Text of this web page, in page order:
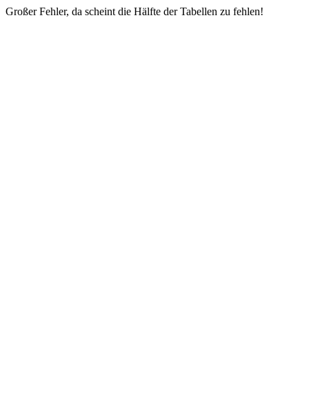
Großer Fehler, da scheint die Hälfte der Tabellen zu fehlen!